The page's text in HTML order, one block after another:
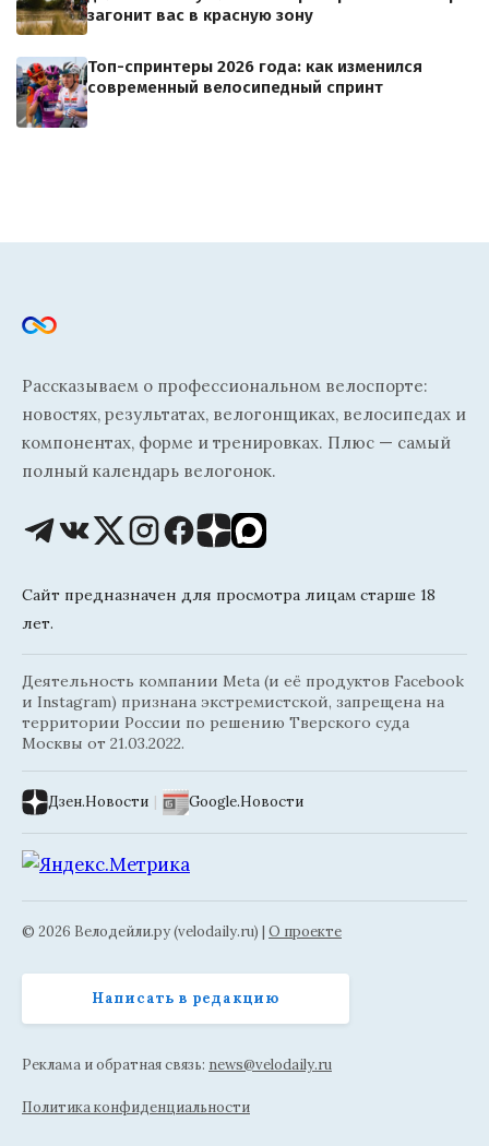
загонит вас в красную зону
Топ-спринтеры 2026 года: как изменился
современный велосипедный спринт
Рассказываем о профессиональном велоспорте:
новостях, результатах, велогонщиках, велосипедах и
компонентах, форме и тренировках. Плюс — самый
полный календарь велогонок.
Сайт предназначен для просмотра лицам старше 18
лет.
Деятельность компании Meta (и её продуктов Facebook
и Instagram) признана экстремистской, запрещена на
территории России по решению Тверского суда
Москвы от 21.03.2022.
Дзен.Новости | Google.Новости
© 2026 Велодейли.ру (velodaily.ru) | О проекте
Написать в редакцию
Реклама и обратная связь: news@velodaily.ru
Политика конфиденциальности